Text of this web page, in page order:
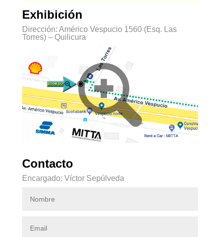
Exhibición
Dirección: Américo Vespucio 1560 (Esq. Las
Torres) – Quilicura
Contacto
Encargado: Víctor Sepúlveda